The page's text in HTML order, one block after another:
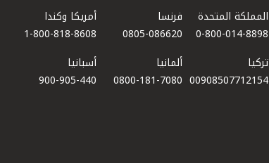
المملكة المتحدة
0-800-014-8898
فرنسا
0805-086620
أمريكا وكندا
1-800-818-8608
تركيا
00908507712154​
ألمانيا
0800-181-7080
أسبانيا
900-905-440